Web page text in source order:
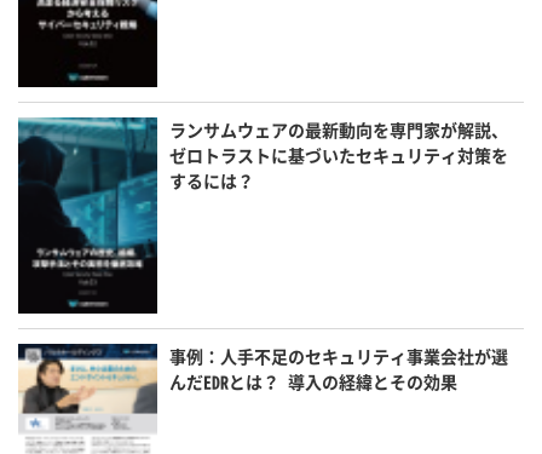
ランサムウェアの最新動向を専門家が解説、
ゼロトラストに基づいたセキュリティ対策を
するには？
事例：人手不足のセキュリティ事業会社が選
んだEDRとは？ 導入の経緯とその効果